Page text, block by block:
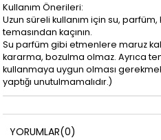
Kullanım Önerileri:
Uzun süreli kullanım için su,
temasından kaçının.
Su parfüm gibi etmenlere maruz
kararma, bozulma olmaz. Ayrıca
kullanmaya uygun olması
yaptığı unutulmamalıdır.)
YORUMLAR(0)